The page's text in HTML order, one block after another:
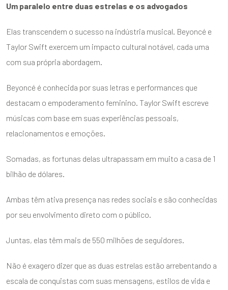
Um paralelo entre duas estrelas e os advogados
Elas transcendem o sucesso na indústria musical. Beyoncé e
Taylor Swift exercem um impacto cultural notável, cada uma
com sua própria abordagem.
Beyoncé é conhecida por suas letras e performances que
destacam o empoderamento feminino. Taylor Swift escreve
músicas com base em suas experiências pessoais,
relacionamentos e emoções.
Somadas, as fortunas delas ultrapassam em muito a casa de 1
bilhão de dólares.
Ambas têm ativa presença nas redes sociais e são conhecidas
por seu envolvimento direto com o público.
Juntas, elas têm mais de 550 milhões de seguidores.
Não é exagero dizer que as duas estrelas estão arrebentando a
escala de conquistas com suas mensagens, estilos de vida e